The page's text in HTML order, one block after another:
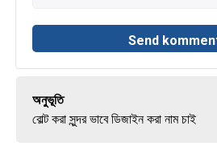
অনুভূতি
বোল্ট করা সুন্দর ভাবে ডিজাইন করা নাম চাই